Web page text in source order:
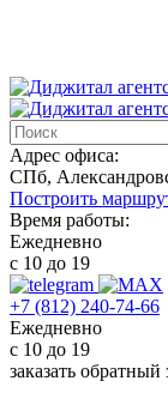
Адрес офиса:
СПб,
Построить
Время работы:
Ежедневно
с 10 до 19
+7 (812) 240-74-66
Ежедневно
с 10 до 19
заказать обратный